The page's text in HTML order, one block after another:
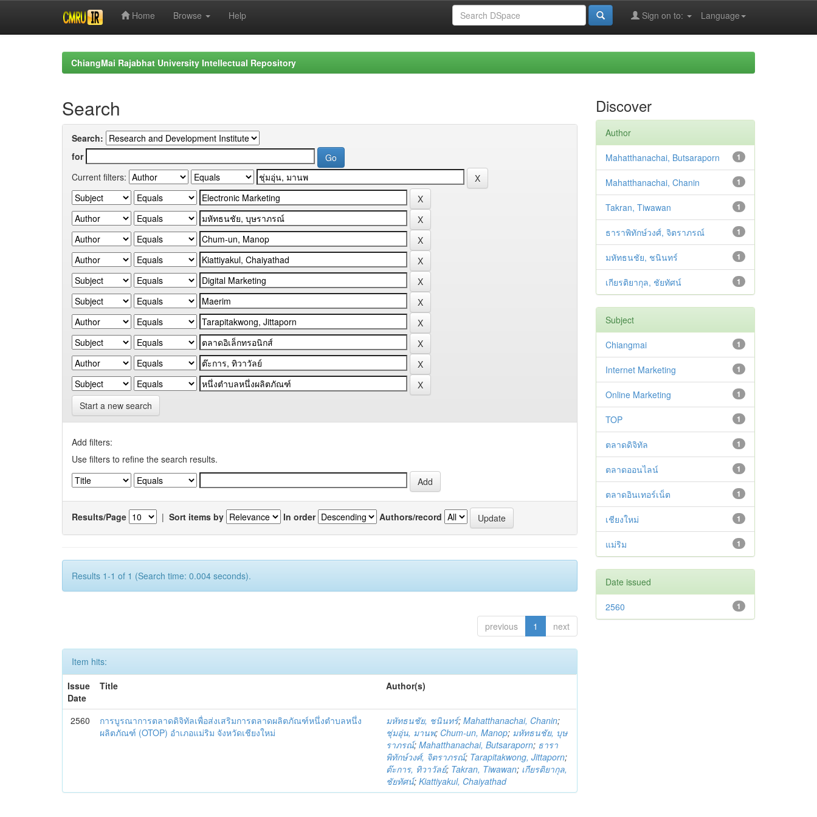
Home Browse Help Language
Sign on to:
ChiangMai Rajabhat University Intellectual Repository
Search
Search:
for
Current filters:
Start a new search
Add filters:
Use filters to refine the search results.
Results/Page | Sort items by In order Authors/record
Results 1-1 of 1 (Search time: 0.004 seconds).
previous 1 next
Item hits:
Issue
Date
Title Author(s)
2560
การบูรณาการตลาดดิจิทัลเพื่อส่งเสริมการตลาดผลิตภัณฑ์หนึ่งตำบลหนึ่ง
ผลิตภัณฑ์ (OTOP) อำเภอแม่ริม จังหวัดเชียงใหม่
มหัทธนชัย, ชนินทร์;Mahatthanachai, Chanin;
ชุ่มอุ่น, มานพ; Chum-un, Manop; มหัทธนชัย, บุษ
ราภรณ์;Mahatthanachai, Butsaraporn; ธารา
พิทักษ์วงศ์, จิตราภรณ์; Tarapitakwong, Jittaporn;
ต๊ะการ, ทิวาวัลย์; Takran, Tiwawan; เกียรติยากุล,
ชัยทัศน์;Kiattiyakul, Chaiyathad
Discover
Author
1
Mahatthanachai, Butsaraporn
1
Mahatthanachai, Chanin
1
Takran, Tiwawan
1
ธาราพิทักษ์วงศ์, จิตราภรณ์
1
มหัทธนชัย, ชนินทร์
1
เกียรติยากุล, ชัยทัศน์
Subject
1
Chiangmai
1
Internet Marketing
1
Online Marketing
1
TOP
1
ตลาดดิจิทัล
1
ตลาดออนไลน์
1
ตลาดอินเทอร์เน็ต
1
เชียงใหม่
1
แม่ริม
Date issued
1
2560